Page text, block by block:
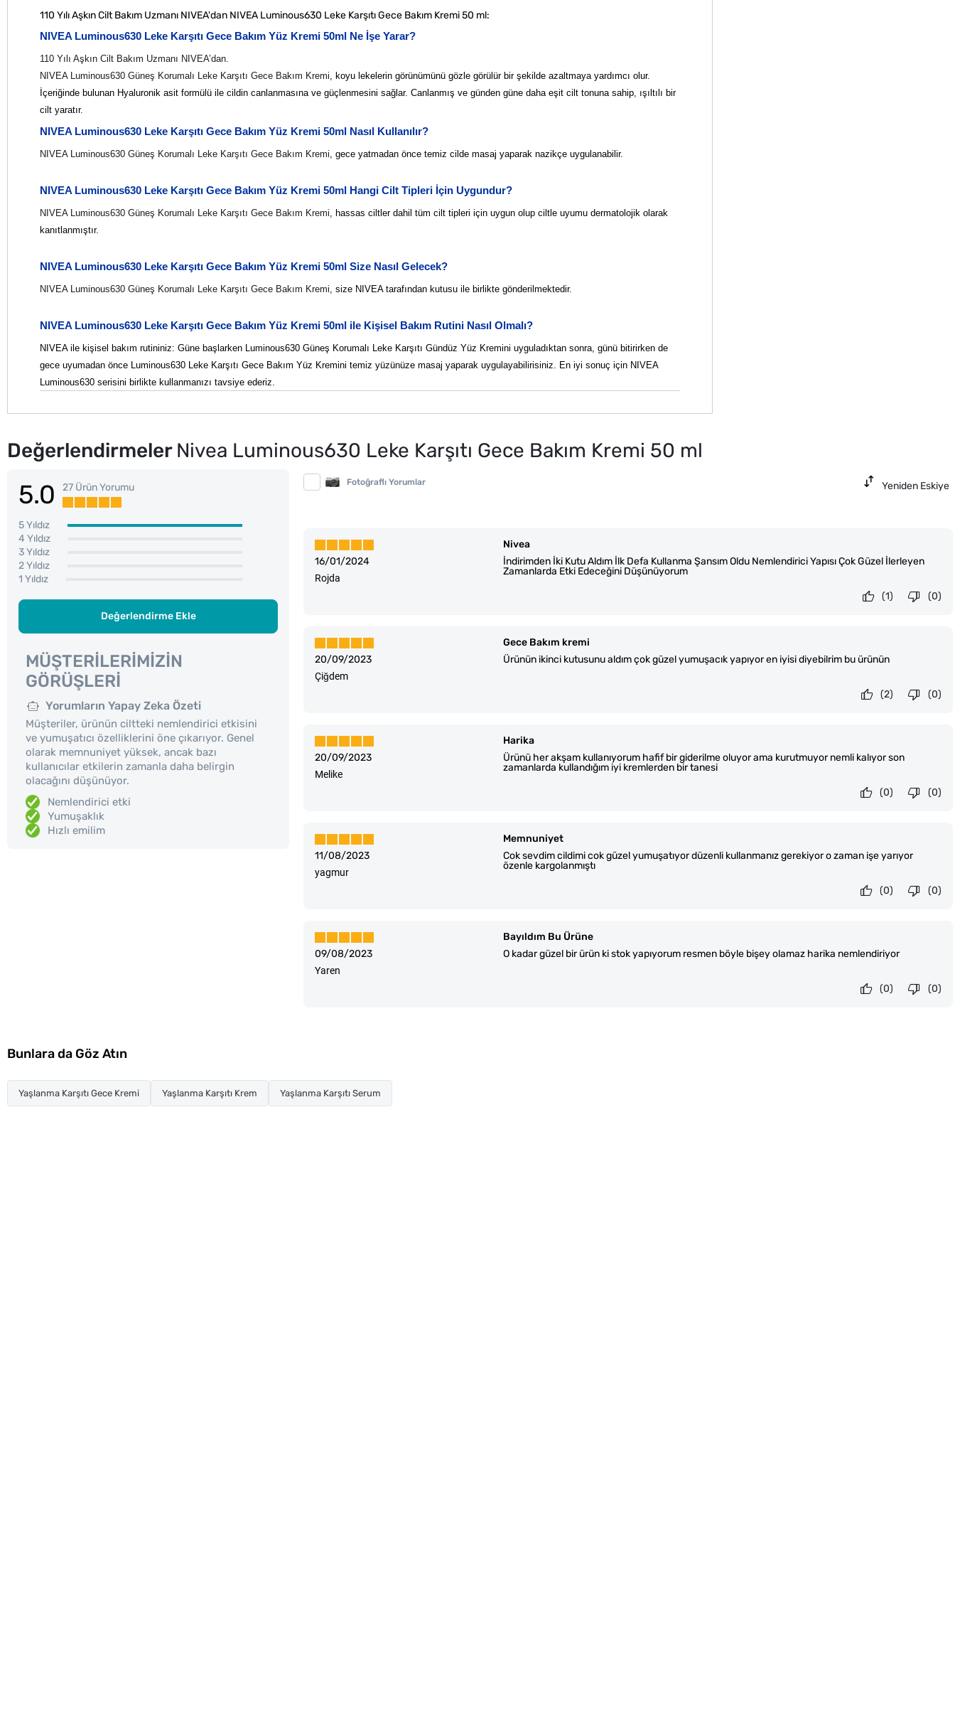
110 Yılı Aşkın Cilt Bakım Uzmanı NIVEA'dan NIVEA Luminous630 Leke Karşıtı Gece Bakım Kremi 50 ml:
NIVEA Luminous630 Leke Karşıtı Gece Bakım Yüz Kremi 50ml Ne İşe Yarar?
110 Yılı Aşkın Cilt Bakım Uzmanı NIVEA’dan.
NIVEA Luminous630 Güneş Korumalı Leke Karşıtı Gece Bakım Kremi , koyu lekelerin görünümünü gözle görülür bir şekilde azaltmaya yardımcı olur.
İçeriğinde bulunan Hyaluronik asit formülü ile cildin canlanmasına ve güçlenmesini sağlar. Canlanmış ve günden güne daha eşit cilt tonuna sahip, ışıltılı bir
cilt yaratır.
NIVEA Luminous630 Leke Karşıtı Gece Bakım Yüz Kremi 50ml Nasıl Kullanılır?
NIVEA Luminous630 Güneş Korumalı Leke Karşıtı Gece Bakım Kremi , gece yatmadan önce temiz cilde masaj yaparak nazikçe uygulanabilir.
NIVEA Luminous630 Leke Karşıtı Gece Bakım Yüz Kremi 50ml Hangi Cilt Tipleri İçin Uygundur?
NIVEA Luminous630 Güneş Korumalı Leke Karşıtı Gece Bakım Kremi , hassas ciltler dahil tüm cilt tipleri için uygun olup ciltle uyumu dermatolojik olarak
kanıtlanmıştır.
NIVEA Luminous630 Leke Karşıtı Gece Bakım Yüz Kremi 50ml Size Nasıl Gelecek?
NIVEA Luminous630 Güneş Korumalı Leke Karşıtı Gece Bakım Kremi , size NIVEA tarafından kutusu ile birlikte gönderilmektedir.
NIVEA Luminous630 Leke Karşıtı Gece Bakım Yüz Kremi 50ml ile Kişisel Bakım Rutini Nasıl Olmalı?
NIVEA ile kişisel bakım rutininiz: Güne başlarken Luminous630 Güneş Korumalı Leke Karşıtı Gündüz Yüz Kremini uyguladıktan sonra, günü bitirirken de
gece uyumadan önce Luminous630 Leke Karşıtı Gece Bakım Yüz Kremini temiz yüzünüze masaj yaparak uygulayabilirisiniz. En iyi sonuç için NIVEA
Luminous630 serisini birlikte kullanmanızı tavsiye ederiz.
Değerlendirmeler Nivea Luminous630 Leke Karşıtı Gece Bakım Kremi 50 ml
5.0 27 Ürün Yorumu
5 Yıldız
4 Yıldız
3 Yıldız
2 Yıldız
1 Yıldız
Değerlendirme Ekle
MÜŞTERILERIMIZIN
GÖRÜŞLERI
Yorumların Yapay Zeka Özeti
Müşteriler, ürünün ciltteki nemlendirici etkisini
ve yumuşatıcı özelliklerini öne çıkarıyor. Genel
olarak memnuniyet yüksek, ancak bazı
kullanıcılar etkilerin zamanla daha belirgin
olacağını düşünüyor.
Nemlendirici etki
Yumuşaklık
Hızlı emilim
Fotoğraflı Yorumlar Yeniden Eskiye
16/01/2024
Nivea
İndirimden İki Kutu Aldım İlk Defa Kullanma Şansım Oldu Nemlendirici Yapısı Çok Güzel İlerleyen
Zamanlarda Etki Edeceğini Düşünüyorum
Rojda
(0)
(1)
20/09/2023
Gece Bakım kremi
Ürünün ikinci kutusunu aldım çok güzel yumuşacık yapıyor en iyisi diyebilrim bu ürünün
Çiğdem
(0)
(2)
20/09/2023
Harika
Ürünü her akşam kullanıyorum hafif bir giderilme oluyor ama kurutmuyor nemli kalıyor son
zamanlarda kullandığım iyi kremlerden bir tanesi
Melike
(0)
(0)
11/08/2023
Memnuniyet
Cok sevdim cildimi cok güzel yumuşatıyor düzenli kullanmanız gerekiyor o zaman işe yarıyor
özenle kargolanmıştı
yagmur
(0)
(0)
09/08/2023
Bayıldım Bu Ürüne
O kadar güzel bir ürün ki stok yapıyorum resmen böyle bişey olamaz harika nemlendiriyor
Yaren
(0)
(0)
Bunlara da Göz Atın
Yaşlanma Karşıtı Gece Kremi Yaşlanma Karşıtı Krem Yaşlanma Karşıtı Serum